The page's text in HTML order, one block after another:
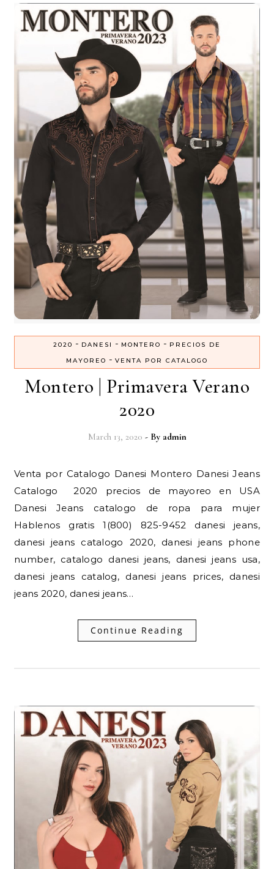
2020 - DANESI - MONTERO - PRECIOS DE
MAYOREO - VENTA POR CATALOGO
Montero | Primavera Verano
2020
March 13, 2020 - By admin
Venta por Catalogo Danesi Montero Danesi Jeans
Catalogo 2020 precios de mayoreo en USA
Danesi Jeans catalogo de ropa para mujer
Hablenos gratis 1(800) 825-9452 danesi jeans,
danesi jeans catalogo 2020, danesi jeans phone
number, catalogo danesi jeans, danesi jeans usa,
danesi jeans catalog, danesi jeans prices, danesi
jeans 2020, danesi jeans…
Continue Reading